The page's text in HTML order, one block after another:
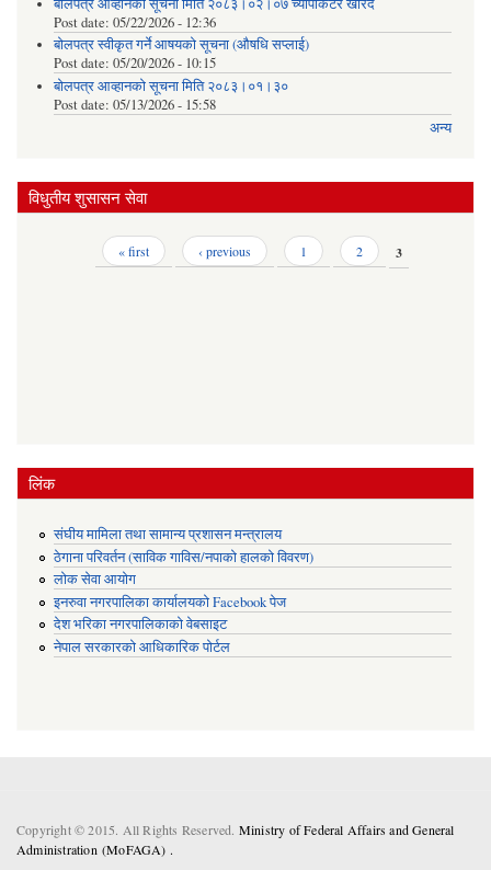
Post date: 05/22/2026 - 12:36
बोलपत्र स्वीकृत गर्ने आषयको सूचना (औषधि सप्लाई)
Post date: 05/20/2026 - 10:15
बोलपत्र आव्हानको सूचना मिति २०८३।०१।३०
Post date: 05/13/2026 - 15:58
अन्य
विधुतीय शुसासन सेवा
« first ‹ previous 1 2 3
लिंक
संघीय मामिला तथा सामान्य प्रशासन मन्त्रालय
ठेगाना परिवर्तन (साविक गाविस/नपाको हालको विवरण)
लोक सेवा आयोग
इनरुवा नगरपालिका कार्यालयको Facebook पेज
देश भरिका नगरपालिकाको वेबसाइट
नेपाल सरकारको आधिकारिक पोर्टल
Copyright © 2015. All Rights Reserved. Ministry of Federal Affairs and General
Administration (MoFAGA) .